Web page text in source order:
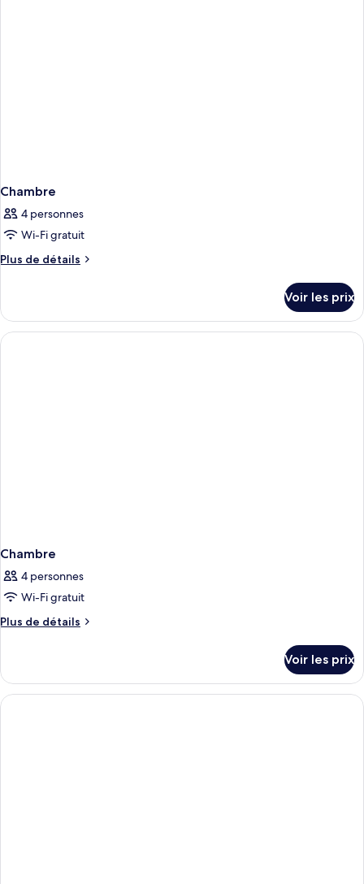
Chambre
4 personnes
Wi-Fi gratuit
Plus de détails
Plus
le
type
de
Voir les prix
Chambre
4 personnes
Wi-Fi gratuit
Plus de détails
Plus
le
type
de
Voir les prix